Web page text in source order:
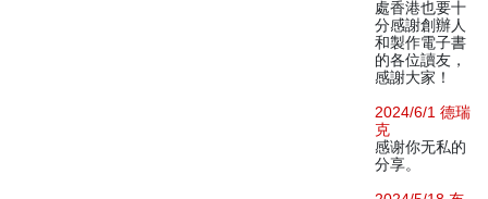
處香港也要十
分感謝創辦人
和製作電子書
的各位讀友，
感謝大家！
2024/6/1 德瑞
克
感谢你无私的
分享。